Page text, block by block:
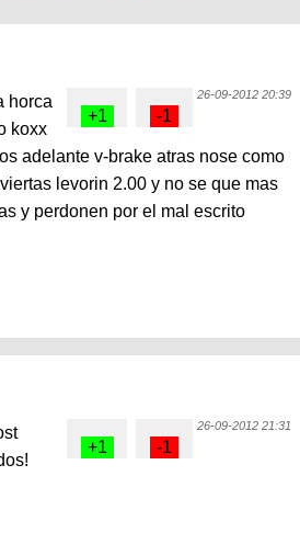
26-09-2012 20:39
horca
koxx
adelante v-brake atras nose como
levorin 2.00 y no se que mas
y perdonen por el mal escrito
26-09-2012 21:31